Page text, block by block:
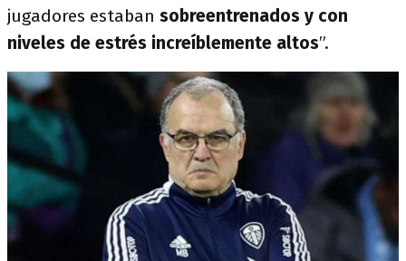
jugadores estaban sobreentrenados y con
niveles de estrés increíblemente altos”.